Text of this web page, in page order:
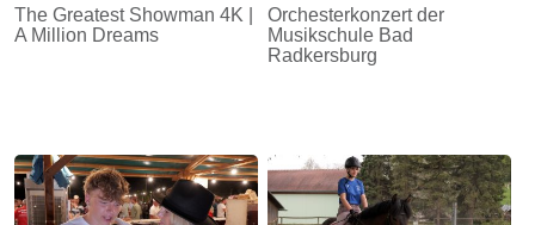
The Greatest Showman 4K |
A Million Dreams
Orchesterkonzert der
Musikschule Bad
Radkersburg